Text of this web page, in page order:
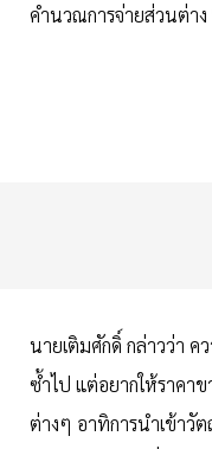
คำนวณการจ่ายส่วนต่า
นายเติมศักดิ์ กล่าวว่า ค
ซ้ำไป แต่อยากให้ราคา
ต่างๆ อาทิการนำเข้าวั